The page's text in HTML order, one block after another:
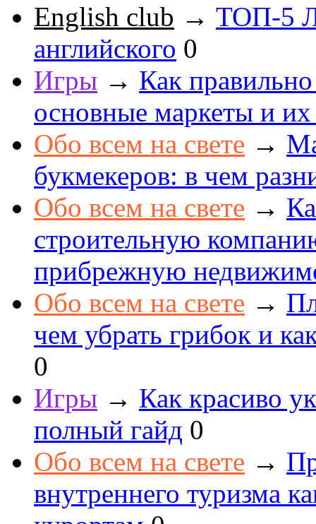
English club → ТОП-5
английского 0
Игры → Как
основные маркеты и
Обо всем на свете →
букмекеров: в чем
Обо всем на свете →
строительную
прибрежную
Обо всем на свете →
чем убрать грибок и
0
Игры → Как красиво
полный гайд 0
Обо всем на свете →
внутреннего туризма